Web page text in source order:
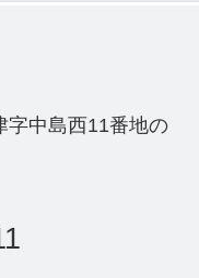
字中島西11番地の